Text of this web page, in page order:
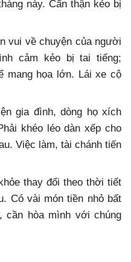
này. Cẩn thận kẻo bị
vui về chuyện của người
cảm kẻo bị tai tiếng;
mang họa lớn. Lái xe cộ
gia đình, dòng họ xích
khéo léo dàn xếp cho
Việc làm, tài chánh tiến
thay đổi theo thời tiết
Có vài món tiền nhỏ bất
cần hòa mình với chúng